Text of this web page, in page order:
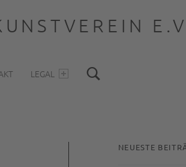
LEGAL
SIDEBAR
NEUESTE